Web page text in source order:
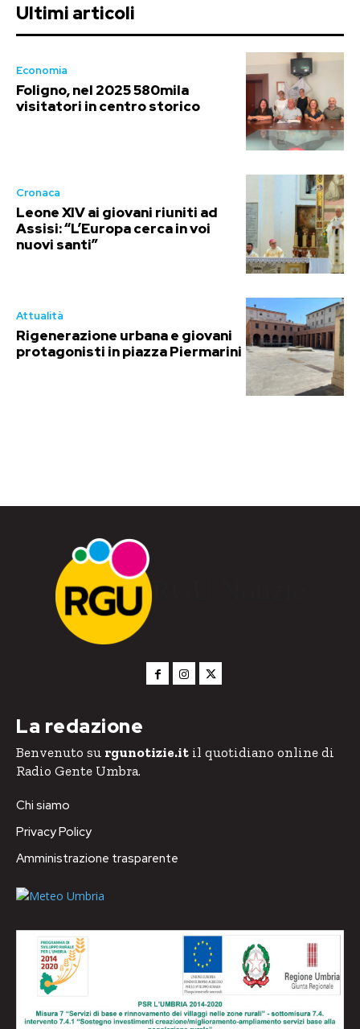
Ultimi articoli
Economia
Foligno, nel 2025 580mila
visitatori in centro storico
Cronaca
Leone XIV ai giovani riuniti ad
Assisi: “L’Europa cerca in voi
nuovi santi”
Attualità
Rigenerazione urbana e giovani
protagonisti in piazza Piermarini
RGU Notizie
La redazione
Benvenuto su rgunotizie.it il quotidiano online di
Radio Gente Umbra.
Chi siamo
Privacy Policy
Amministrazione trasparente